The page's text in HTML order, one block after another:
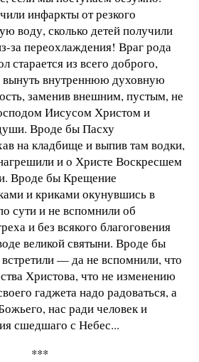
инфаркты от резкого
воду, сколько детей получили
за переохлаждения! Враг рода
старается из всего доброго,
вынуть внутреннюю духовную
заменив внешним, пустым, не
Иисусом Христом и
Вроде бы Пасху
на кладбище и выпив там водки,
и о Христе Воскресшем
Вроде бы Крещение
и криками окунувшись в
сути и не вспомнили об
и без всякого благоговения
великой святыни. Вроде бы
— да не вспомнили, что
Христова, что не изменению
гаджета надо радоваться, а
нас ради человек и
сшедшаго с Небес...
***